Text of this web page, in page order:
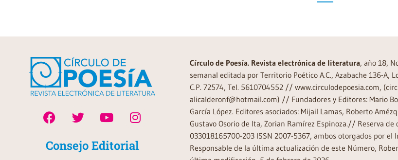
Consejo Editorial
Círculo de Poesía. Revista electrónica de literatura, año 18,
semanal editada por Territorio Poético A.C., Azabache 136-A,
C.P. 72574, Tel. 5610704552 // www.circulodepoesia.com,
alicalderonf@hotmail.com) // Fundadores y Editores: Mario
García López. Editores asociados: Mijail Lamas, Roberto
Gustavo Osorio de Ita, Zorian Ramírez Espinoza.// Reserva
033018165700-203 ISSN 2007-5367, ambos otorgados por
Responsable de la última actualización de este Número,